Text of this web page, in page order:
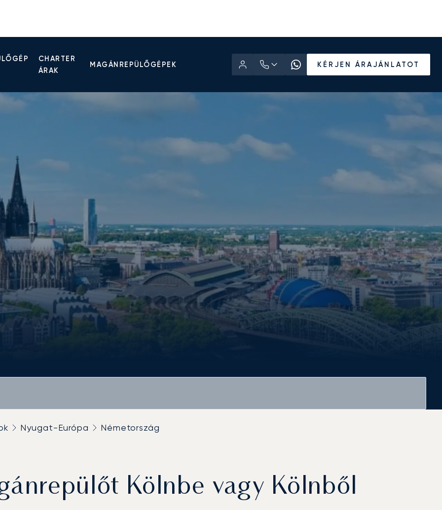
CHARTER
ÁRAK
MAGÁNREPÜLŐGÉPEK KÉRJEN ÁRAJÁNLATOT
Nyugat-Európa Németország
Kölnbe vagy Kölnből